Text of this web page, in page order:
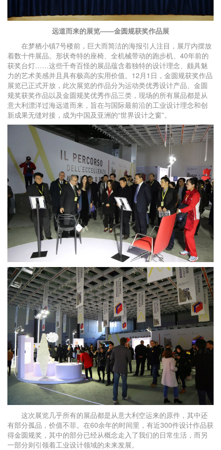
远道而来的展览——金圆规获奖作品展
在梦栖小镇7号楼前，巨大而简洁的海报引人注目，展厅内摆放
着数十件展品。形状奇特的座椅、全机械带动的跑步机、40年前的
获奖台灯……这些千奇百怪的展品蕴含着独特的设计理念、颇具魅
力的艺术美感并且具有极高的实用价值。12月1日，金圆规获奖作品
展览已正式开放，此次展览的作品分为运动类优秀设计产品、金圆
规奖获奖作品以及金圆规奖优秀作品三类，现场的所有展品都是从
意大利漂洋过海远道而来，旨在与国际最前沿的工业设计理念和创
新成果无缝对接，成为中国及亚洲的“世界设计之窗”。
这次展览几乎所有的展品都是从意大利空运来的原件，其中还
有部分孤品，价值不菲。在60余年的时间里，有近300件设计作品获
得金圆规奖，其中的部分已经从概念走入了我们的日常生活，而另
一部分则引领着工业设计领域的未来发展。